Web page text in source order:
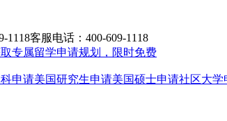
客服电话：400-609-1118
申请美国研究生申请美国硕士申请社区大学